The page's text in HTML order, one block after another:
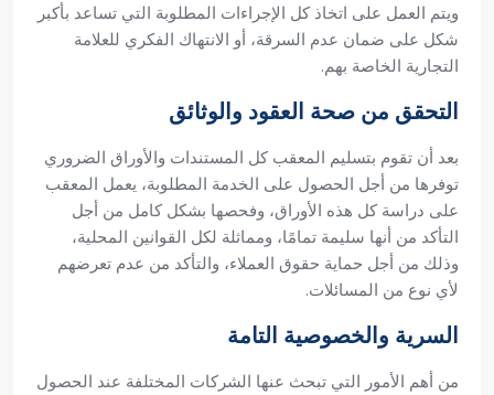
ويتم العمل على اتخاذ كل الإجراءات المطلوبة التي تساعد بأكبر
شكل على ضمان عدم السرقة، أو الانتهاك الفكري للعلامة
التجارية الخاصة بهم.
التحقق من صحة العقود والوثائق
بعد أن تقوم بتسليم المعقب كل المستندات والأوراق الضروري
توفرها من أجل الحصول على الخدمة المطلوبة، يعمل المعقب
على دراسة كل هذه الأوراق، وفحصها بشكل كامل من أجل
التأكد من أنها سليمة تمامًا، ومماثلة لكل القوانين المحلية،
وذلك من أجل حماية حقوق العملاء، والتأكد من عدم تعرضهم
لأي نوع من المسائلات.
السرية والخصوصية التامة
من أهم الأمور التي تبحث عنها الشركات المختلفة عند الحصول